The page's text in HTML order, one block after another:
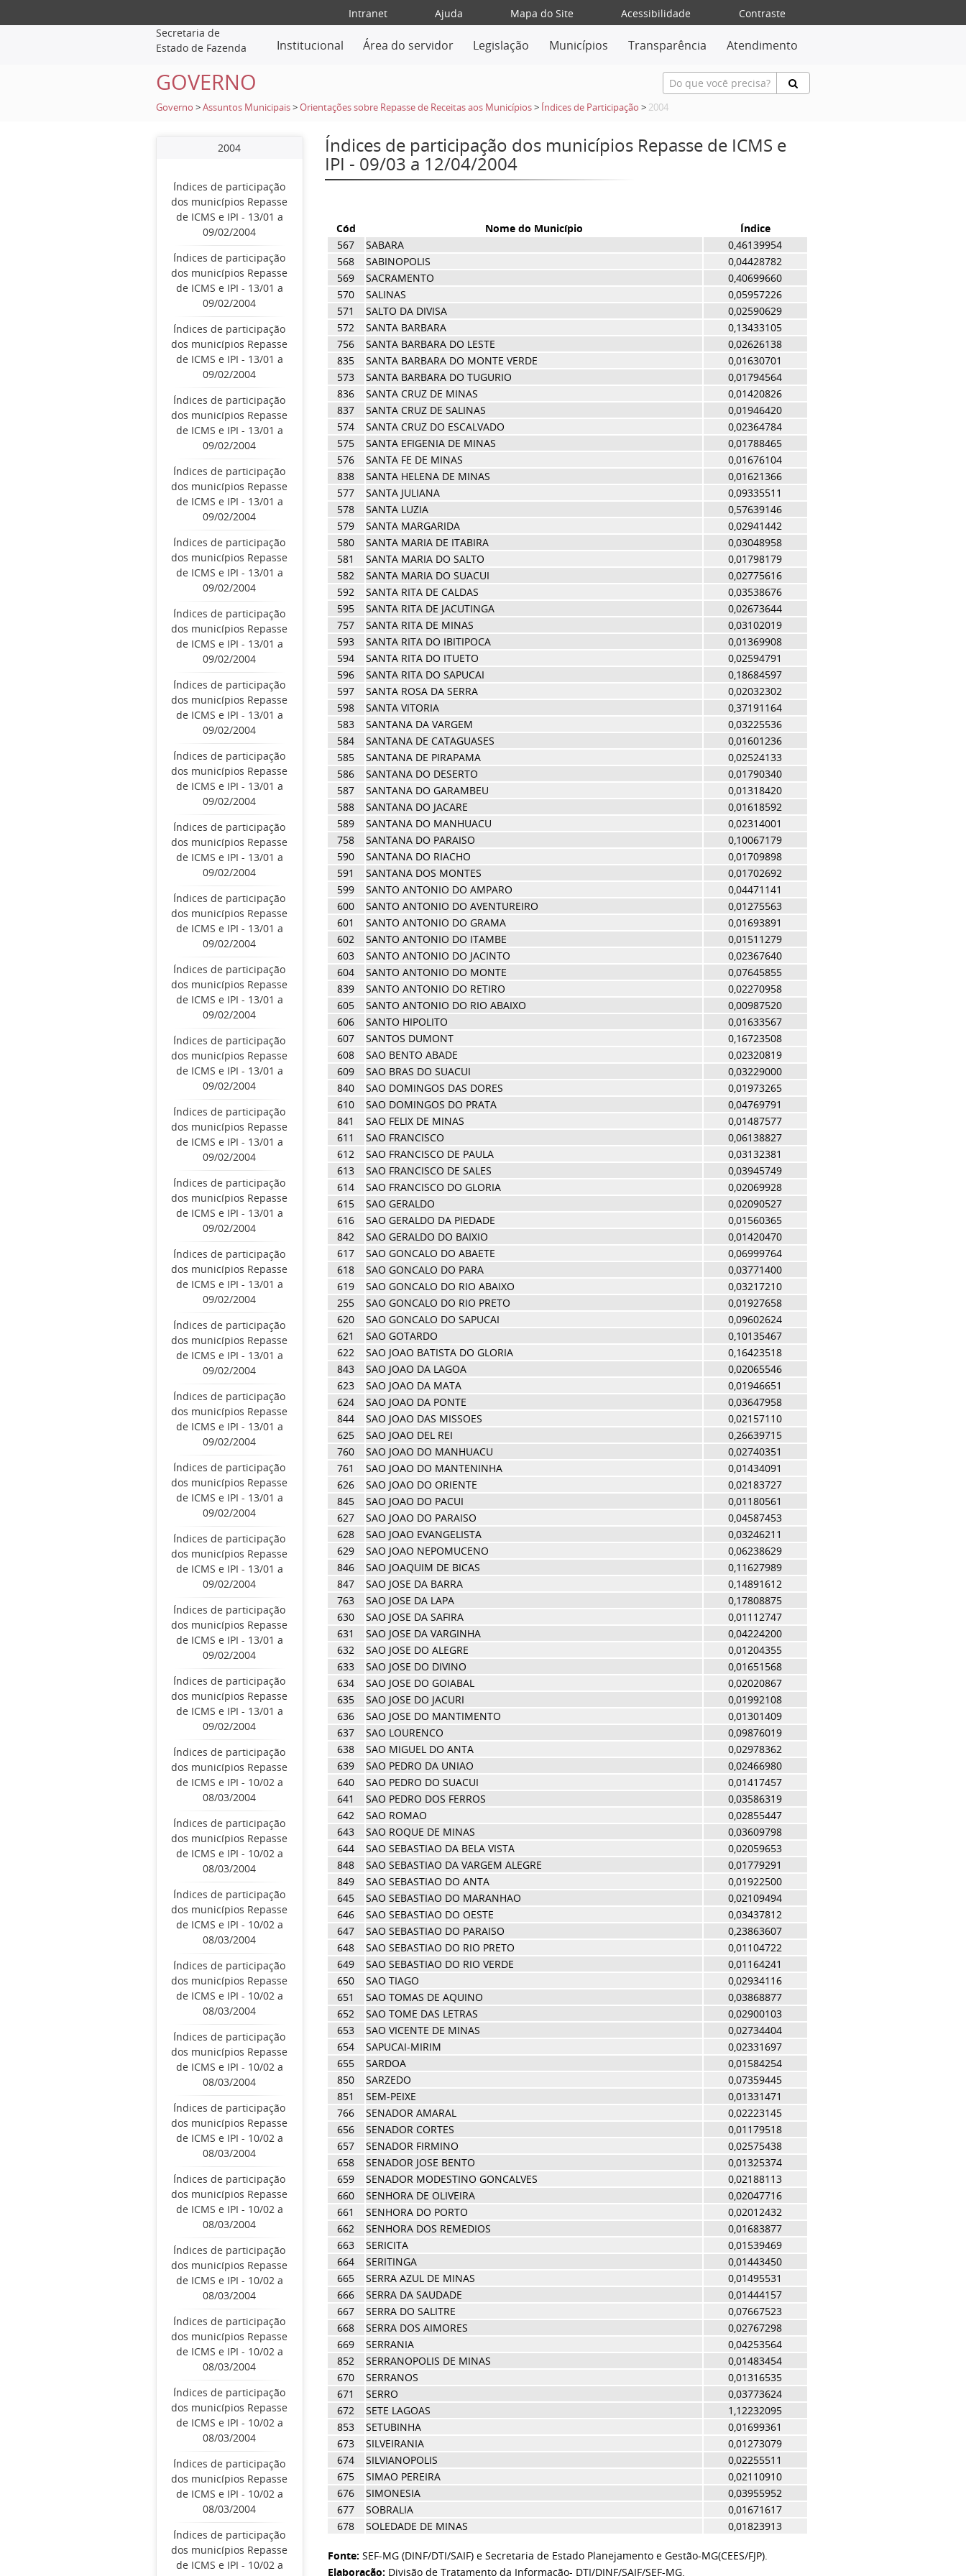
Intranet Ajuda Mapa do Site Acessibilidade
Contraste
Secretaria de
Estado de Fazenda
Institucional Área do servidor Legislação Municípios Transparência Atendimento
GOVERNO
Governo >Assuntos Municipais >Orientações sobre Repasse de Receitas aos Municípios > Índices de Participação > 2004
2004
Índices de participação
dos municípios Repasse
de ICMS e IPI - 13/01 a
09/02/2004
Índices de participação
dos municípios Repasse
de ICMS e IPI - 13/01 a
09/02/2004
Índices de participação
dos municípios Repasse
de ICMS e IPI - 13/01 a
09/02/2004
Índices de participação
dos municípios Repasse
de ICMS e IPI - 13/01 a
09/02/2004
Índices de participação
dos municípios Repasse
de ICMS e IPI - 13/01 a
09/02/2004
Índices de participação
dos municípios Repasse
de ICMS e IPI - 13/01 a
09/02/2004
Índices de participação
dos municípios Repasse
de ICMS e IPI - 13/01 a
09/02/2004
Índices de participação
dos municípios Repasse
de ICMS e IPI - 13/01 a
09/02/2004
Índices de participação
dos municípios Repasse
de ICMS e IPI - 13/01 a
09/02/2004
Índices de participação
dos municípios Repasse
de ICMS e IPI - 13/01 a
09/02/2004
Índices de participação
dos municípios Repasse
de ICMS e IPI - 13/01 a
09/02/2004
Índices de participação
dos municípios Repasse
de ICMS e IPI - 13/01 a
09/02/2004
Índices de participação
dos municípios Repasse
de ICMS e IPI - 13/01 a
09/02/2004
Índices de participação
dos municípios Repasse
de ICMS e IPI - 13/01 a
09/02/2004
Índices de participação
dos municípios Repasse
de ICMS e IPI - 13/01 a
09/02/2004
Índices de participação
dos municípios Repasse
de ICMS e IPI - 13/01 a
09/02/2004
Índices de participação
dos municípios Repasse
de ICMS e IPI - 13/01 a
09/02/2004
Índices de participação
dos municípios Repasse
de ICMS e IPI - 13/01 a
09/02/2004
Índices de participação
dos municípios Repasse
de ICMS e IPI - 13/01 a
09/02/2004
Índices de participação
dos municípios Repasse
de ICMS e IPI - 13/01 a
09/02/2004
Índices de participação
dos municípios Repasse
de ICMS e IPI - 13/01 a
09/02/2004
Índices de participação
dos municípios Repasse
de ICMS e IPI - 13/01 a
09/02/2004
Índices de participação
dos municípios Repasse
de ICMS e IPI - 10/02 a
08/03/2004
Índices de participação
dos municípios Repasse
de ICMS e IPI - 10/02 a
08/03/2004
Índices de participação
dos municípios Repasse
de ICMS e IPI - 10/02 a
08/03/2004
Índices de participação
dos municípios Repasse
de ICMS e IPI - 10/02 a
08/03/2004
Índices de participação
dos municípios Repasse
de ICMS e IPI - 10/02 a
08/03/2004
Índices de participação
dos municípios Repasse
de ICMS e IPI - 10/02 a
08/03/2004
Índices de participação
dos municípios Repasse
de ICMS e IPI - 10/02 a
08/03/2004
Índices de participação
dos municípios Repasse
de ICMS e IPI - 10/02 a
08/03/2004
Índices de participação
dos municípios Repasse
de ICMS e IPI - 10/02 a
08/03/2004
Índices de participação
dos municípios Repasse
de ICMS e IPI - 10/02 a
08/03/2004
Índices de participação
dos municípios Repasse
de ICMS e IPI - 10/02 a
08/03/2004
Índices de participação
dos municípios Repasse
de ICMS e IPI - 10/02 a
Índices de participação dos municípios Repasse de ICMS e
IPI - 09/03 a 12/04/2004
Cód Nome do Município
Índice
567
SABARA
0,46139954
568
SABINOPOLIS
0,04428782
569
SACRAMENTO
0,40699660
570
SALINAS
0,05957226
571
SALTO DA DIVISA
0,02590629
572
SANTA BARBARA
0,13433105
756
SANTA BARBARA DO LESTE
0,02626138
835
SANTA BARBARA DO MONTE VERDE
0,01630701
573
SANTA BARBARA DO TUGURIO
0,01794564
836
SANTA CRUZ DE MINAS
0,01420826
837
SANTA CRUZ DE SALINAS
0,01946420
574
SANTA CRUZ DO ESCALVADO
0,02364784
575
SANTA EFIGENIA DE MINAS
0,01788465
576
SANTA FE DE MINAS
0,01676104
838
SANTA HELENA DE MINAS
0,01621366
577
SANTA JULIANA
0,09335511
578
SANTA LUZIA
0,57639146
579
SANTA MARGARIDA
0,02941442
580
SANTA MARIA DE ITABIRA
0,03048958
581
SANTA MARIA DO SALTO
0,01798179
582
SANTA MARIA DO SUACUI
0,02775616
592
SANTA RITA DE CALDAS
0,03538676
595
SANTA RITA DE JACUTINGA
0,02673644
757
SANTA RITA DE MINAS
0,03102019
593
SANTA RITA DO IBITIPOCA
0,01369908
594
SANTA RITA DO ITUETO
0,02594791
596
SANTA RITA DO SAPUCAI
0,18684597
597
SANTA ROSA DA SERRA
0,02032302
598
SANTA VITORIA
0,37191164
583
SANTANA DA VARGEM
0,03225536
584
SANTANA DE CATAGUASES
0,01601236
585
SANTANA DE PIRAPAMA
0,02524133
586
SANTANA DO DESERTO
0,01790340
587
SANTANA DO GARAMBEU
0,01318420
588
SANTANA DO JACARE
0,01618592
589
SANTANA DO MANHUACU
0,02314001
758
SANTANA DO PARAISO
0,10067179
590
SANTANA DO RIACHO
0,01709898
591
SANTANA DOS MONTES
0,01702692
599
SANTO ANTONIO DO AMPARO
0,04471141
600
SANTO ANTONIO DO AVENTUREIRO
0,01275563
601
SANTO ANTONIO DO GRAMA
0,01693891
602
SANTO ANTONIO DO ITAMBE
0,01511279
603
SANTO ANTONIO DO JACINTO
0,02367640
604
SANTO ANTONIO DO MONTE
0,07645855
839
SANTO ANTONIO DO RETIRO
0,02270958
605
SANTO ANTONIO DO RIO ABAIXO
0,00987520
606
SANTO HIPOLITO
0,01633567
607
SANTOS DUMONT
0,16723508
608
SAO BENTO ABADE
0,02320819
609
SAO BRAS DO SUACUI
0,03229000
840
SAO DOMINGOS DAS DORES
0,01973265
610
SAO DOMINGOS DO PRATA
0,04769791
841
SAO FELIX DE MINAS
0,01487577
611
SAO FRANCISCO
0,06138827
612
SAO FRANCISCO DE PAULA
0,03132381
613
SAO FRANCISCO DE SALES
0,03945749
614
SAO FRANCISCO DO GLORIA
0,02069928
615
SAO GERALDO
0,02090527
616
SAO GERALDO DA PIEDADE
0,01560365
842
SAO GERALDO DO BAIXIO
0,01420470
617
SAO GONCALO DO ABAETE
0,06999764
618
SAO GONCALO DO PARA
0,03771400
619
SAO GONCALO DO RIO ABAIXO
0,03217210
255
SAO GONCALO DO RIO PRETO
0,01927658
620
SAO GONCALO DO SAPUCAI
0,09602624
621
SAO GOTARDO
0,10135467
622
SAO JOAO BATISTA DO GLORIA
0,16423518
843
SAO JOAO DA LAGOA
0,02065546
623
SAO JOAO DA MATA
0,01946651
624
SAO JOAO DA PONTE
0,03647958
844
SAO JOAO DAS MISSOES
0,02157110
625
SAO JOAO DEL REI
0,26639715
760
SAO JOAO DO MANHUACU
0,02740351
761
SAO JOAO DO MANTENINHA
0,01434091
626
SAO JOAO DO ORIENTE
0,02183727
845
SAO JOAO DO PACUI
0,01180561
627
SAO JOAO DO PARAISO
0,04587453
628
SAO JOAO EVANGELISTA
0,03246211
629
SAO JOAO NEPOMUCENO
0,06238629
846
SAO JOAQUIM DE BICAS
0,11627989
847
SAO JOSE DA BARRA
0,14891612
763
SAO JOSE DA LAPA
0,17808875
630
SAO JOSE DA SAFIRA
0,01112747
631
SAO JOSE DA VARGINHA
0,04224200
632
SAO JOSE DO ALEGRE
0,01204355
633
SAO JOSE DO DIVINO
0,01651568
634
SAO JOSE DO GOIABAL
0,02020867
635
SAO JOSE DO JACURI
0,01992108
636
SAO JOSE DO MANTIMENTO
0,01301409
637
SAO LOURENCO
0,09876019
638
SAO MIGUEL DO ANTA
0,02978362
639
SAO PEDRO DA UNIAO
0,02466980
640
SAO PEDRO DO SUACUI
0,01417457
641
SAO PEDRO DOS FERROS
0,03586319
642
SAO ROMAO
0,02855447
643
SAO ROQUE DE MINAS
0,03609798
644
SAO SEBASTIAO DA BELA VISTA
0,02059653
848
SAO SEBASTIAO DA VARGEM ALEGRE
0,01779291
849
SAO SEBASTIAO DO ANTA
0,01922500
645
SAO SEBASTIAO DO MARANHAO
0,02109494
646
SAO SEBASTIAO DO OESTE
0,03437812
647
SAO SEBASTIAO DO PARAISO
0,23863607
648
SAO SEBASTIAO DO RIO PRETO
0,01104722
649
SAO SEBASTIAO DO RIO VERDE
0,01164241
650
SAO TIAGO
0,02934116
651
SAO TOMAS DE AQUINO
0,03868877
652
SAO TOME DAS LETRAS
0,02900103
653
SAO VICENTE DE MINAS
0,02734404
654
SAPUCAI-MIRIM
0,02331697
655
SARDOA
0,01584254
850
SARZEDO
0,07359445
851
SEM-PEIXE
0,01331471
766
SENADOR AMARAL
0,02223145
656
SENADOR CORTES
0,01179518
657
SENADOR FIRMINO
0,02575438
658
SENADOR JOSE BENTO
0,01325374
659
SENADOR MODESTINO GONCALVES
0,02188113
660
SENHORA DE OLIVEIRA
0,02047716
661
SENHORA DO PORTO
0,02012432
662
SENHORA DOS REMEDIOS
0,01683877
663
SERICITA
0,01539469
664
SERITINGA
0,01443450
665
SERRA AZUL DE MINAS
0,01495531
666
SERRA DA SAUDADE
0,01444157
667
SERRA DO SALITRE
0,07667523
668
SERRA DOS AIMORES
0,02767298
669
SERRANIA
0,04253564
852
SERRANOPOLIS DE MINAS
0,01483454
670
SERRANOS
0,01316535
671
SERRO
0,03773624
672
SETE LAGOAS
1,12232095
853
SETUBINHA
0,01699361
673
SILVEIRANIA
0,01273079
674
SILVIANOPOLIS
0,02255511
675
SIMAO PEREIRA
0,02110910
676
SIMONESIA
0,03955952
677
SOBRALIA
0,01671617
678
SOLEDADE DE MINAS 0,01823913
Fonte: SEF-MG (DINF/DTI/SAIF) e Secretaria de Estado Planejamento e Gestão-MG(CEES/FJP).
Elaboração: Divisão de Tratamento da Informação- DTI/DINF/SAIF/SEF-MG.